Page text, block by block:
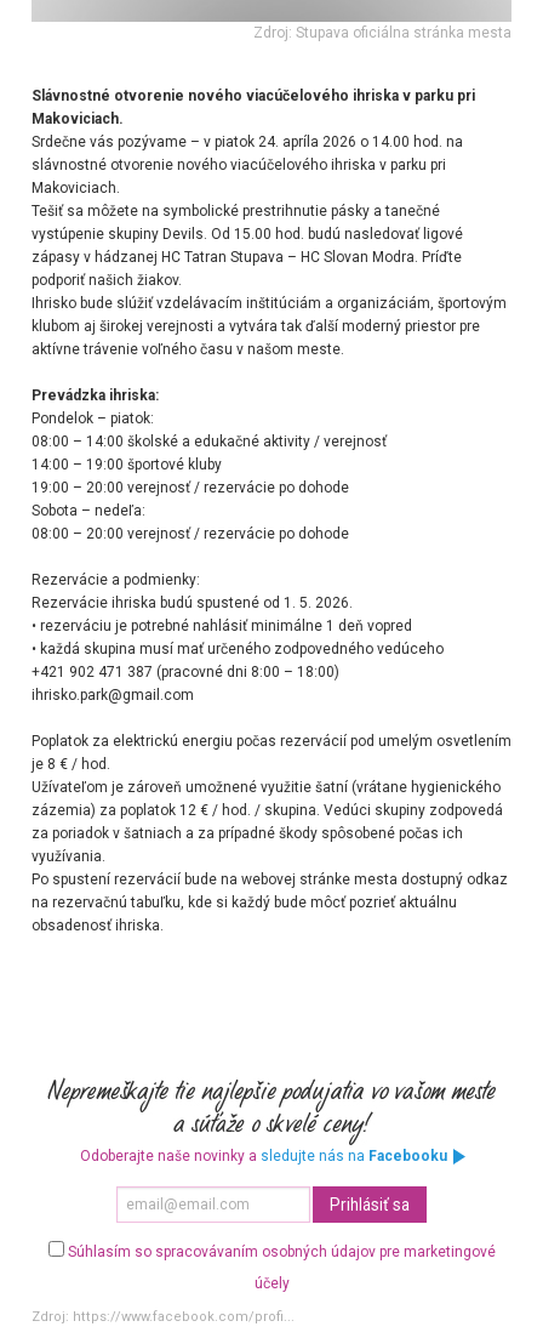
Zdroj: Stupava oficiálna stránka mesta
Slávnostné otvorenie nového viacúčelového ihriska v parku pri
Makoviciach.
Srdečne vás pozývame – v piatok 24. apríla 2026 o 14.00 hod. na
slávnostné otvorenie nového viacúčelového ihriska v parku pri
Makoviciach.
Tešiť sa môžete na symbolické prestrihnutie pásky a tanečné
vystúpenie skupiny Devils. Od 15.00 hod. budú nasledovať ligové
zápasy v hádzanej HC Tatran Stupava – HC Slovan Modra. Príďte
podporiť našich žiakov.
Ihrisko bude slúžiť vzdelávacím inštitúciám a organizáciám, športovým
klubom aj širokej verejnosti a vytvára tak ďalší moderný priestor pre
aktívne trávenie voľného času v našom meste.
Prevádzka ihriska:
Pondelok – piatok:
08:00 – 14:00 školské a edukačné aktivity / verejnosť
14:00 – 19:00 športové kluby
19:00 – 20:00 verejnosť / rezervácie po dohode
Sobota – nedeľa:
08:00 – 20:00 verejnosť / rezervácie po dohode
Rezervácie a podmienky:
Rezervácie ihriska budú spustené od 1. 5. 2026.
• rezerváciu je potrebné nahlásiť minimálne 1 deň vopred
• každá skupina musí mať určeného zodpovedného vedúceho
+421 902 471 387 (pracovné dni 8:00 – 18:00)
ihrisko.park@gmail.com
Poplatok za elektrickú energiu počas rezervácií pod umelým osvetlením
je 8 € / hod.
Užívateľom je zároveň umožnené využitie šatní (vrátane hygienického
zázemia) za poplatok 12 € / hod. / skupina. Vedúci skupiny zodpovedá
za poriadok v šatniach a za prípadné škody spôsobené počas ich
využívania.
Po spustení rezervácií bude na webovej stránke mesta dostupný odkaz
na rezervačnú tabuľku, kde si každý bude môcť pozrieť aktuálnu
obsadenosť ihriska.
Odoberajte naše novinky a sledujte nás na Facebooku
Súhlasím so spracovávaním osobných údajov pre marketingové
účely
Zdroj: https://www.facebook.com/profi...